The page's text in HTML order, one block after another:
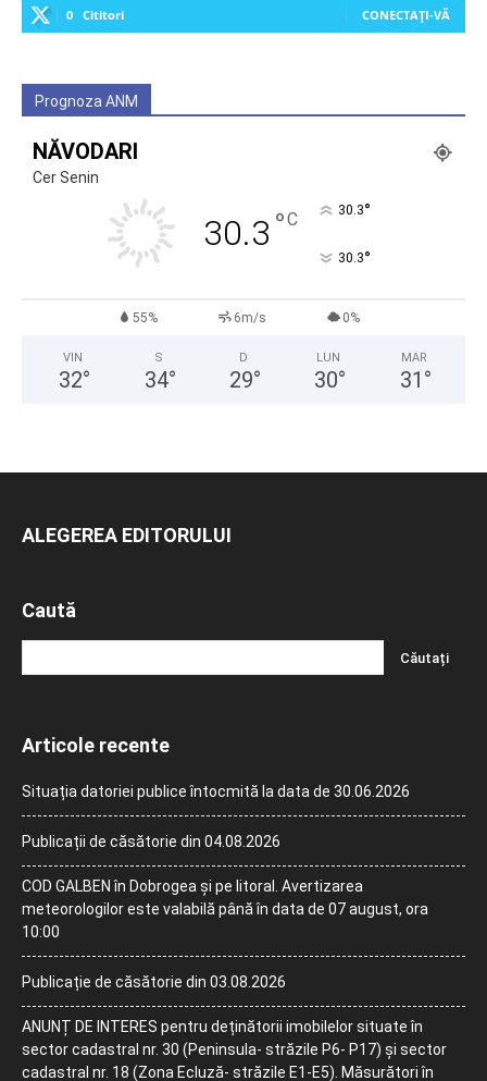
0 Cititori CONECTAȚI-VĂ
Prognoza ANM
NĂVODARI
Cer Senin
30.3 °C 30.3°
30.3°
55% 6m/s 0%
VIN
32°
S
34°
D
29°
LUN
30°
MAR
31 °
ALEGEREA EDITORULUI
Caută
Articole recente
Situația datoriei publice întocmită la data de 30.06.2026
Publicații de căsătorie din 04.08.2026
COD GALBEN în Dobrogea și pe litoral. Avertizarea
meteorologilor este valabilă până în data de 07 august, ora
10:00
Publicație de căsătorie din 03.08.2026
ANUNȚ DE INTERES pentru deținătorii imobilelor situate în
sector cadastral nr. 30 (Peninsula- străzile P6- P17) și sector
cadastral nr. 18 (Zona Ecluză- străzile E1-E5). Măsurători în